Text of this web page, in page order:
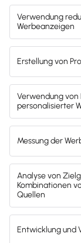
längere Zeit
Tipp